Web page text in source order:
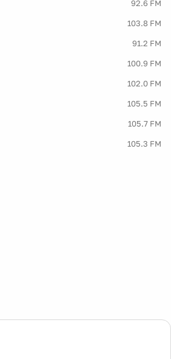
92.6 FM
103.8 FM
91.2 FM
100.9 FM
102.0 FM
105.5 FM
105.7 FM
105.3 FM